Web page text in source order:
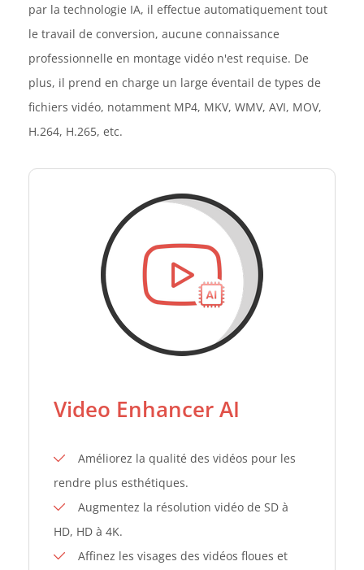
par la technologie IA, il effectue automatiquement tout
le travail de conversion, aucune connaissance
professionnelle en montage vidéo n'est requise. De
plus, il prend en charge un large éventail de types de
fichiers vidéo, notamment MP4, MKV, WMV, AVI, MOV,
H.264, H.265, etc.
Video Enhancer AI
Améliorez la qualité des vidéos pour les
rendre plus esthétiques.
Augmentez la résolution vidéo de SD à
HD, HD à 4K.
Affinez les visages des vidéos floues et